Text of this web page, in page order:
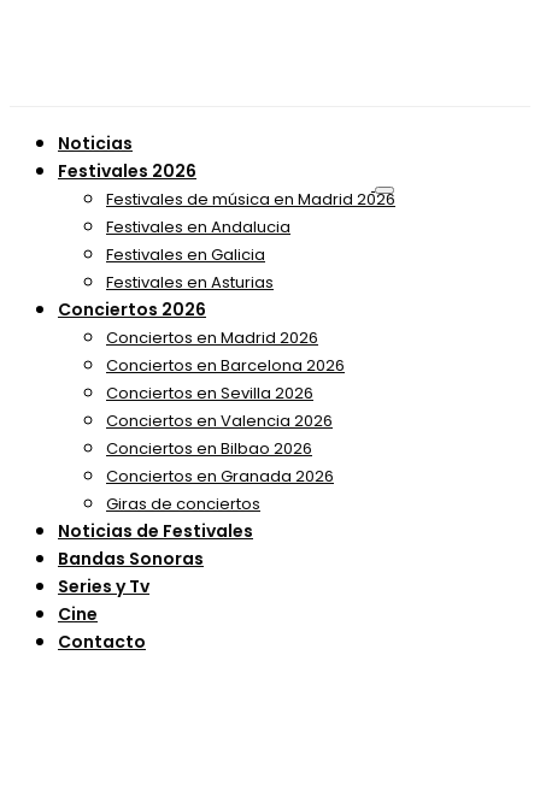
Noticias
Festivales 2026
Festivales de música en Madrid 2026
Festivales en Andalucia
Festivales en Galicia
Festivales en Asturias
Conciertos 2026
Conciertos en Madrid 2026
Conciertos en Barcelona 2026
Conciertos en Sevilla 2026
Conciertos en Valencia 2026
Conciertos en Bilbao 2026
Conciertos en Granada 2026
Giras de conciertos
Noticias de Festivales
Bandas Sonoras
Series y Tv
Cine
Contacto